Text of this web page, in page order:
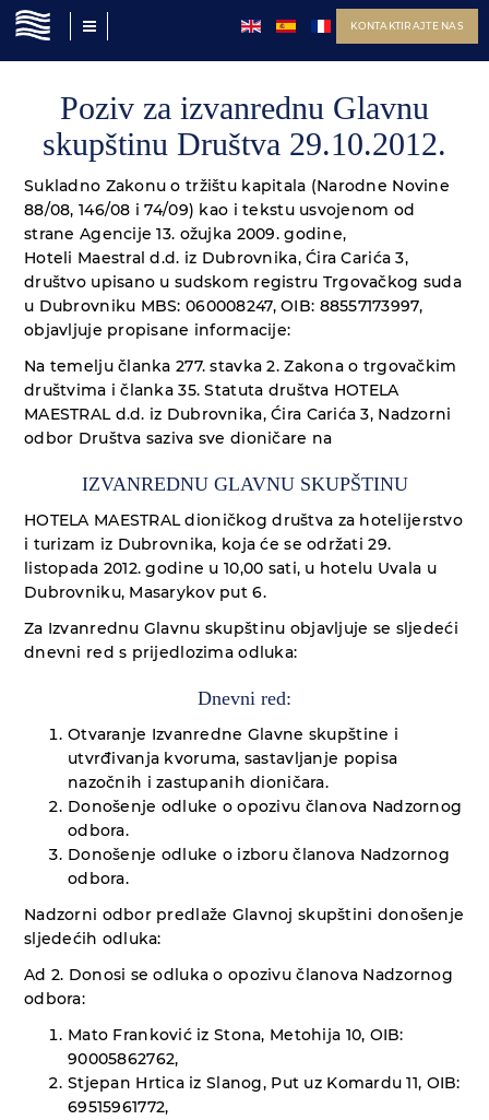
KONTAKTIRAJTE NAS
Poziv za izvanrednu Glavnu
skupštinu Društva 29.10.2012.
Sukladno Zakonu o tržištu kapitala (Narodne Novine
88/08, 146/08 i 74/09) kao i tekstu usvojenom od
strane Agencije 13. ožujka 2009. godine,
Hoteli Maestral d.d. iz Dubrovnika, Ćira Carića 3,
društvo upisano u sudskom registru Trgovačkog suda
u Dubrovniku MBS: 060008247, OIB: 88557173997,
objavljuje propisane informacije:
Na temelju članka 277. stavka 2. Zakona o trgovačkim
društvima i članka 35. Statuta društva HOTELA
MAESTRAL d.d. iz Dubrovnika, Ćira Carića 3, Nadzorni
odbor Društva saziva sve dioničare na
IZVANREDNU GLAVNU SKUPŠTINU
HOTELA MAESTRAL dioničkog društva za hotelijerstvo
i turizam iz Dubrovnika, koja će se održati 29.
listopada 2012. godine u 10,00 sati, u hotelu Uvala u
Dubrovniku, Masarykov put 6.
Za Izvanrednu Glavnu skupštinu objavljuje se sljedeći
dnevni red s prijedlozima odluka:
Dnevni red:
Otvaranje Izvanredne Glavne skupštine i
utvrđivanja kvoruma, sastavljanje popisa
nazočnih i zastupanih dioničara.
Donošenje odluke o opozivu članova Nadzornog
odbora.
Donošenje odluke o izboru članova Nadzornog
odbora.
Nadzorni odbor predlaže Glavnoj skupštini donošenje
sljedećih odluka:
Ad 2. Donosi se odluka o opozivu članova Nadzornog
odbora:
Mato Franković iz Stona, Metohija 10, OIB:
90005862762,
Stjepan Hrtica iz Slanog, Put uz Komardu 11, OIB:
69515961772,